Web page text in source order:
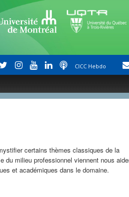
CICC Hebdo
certains thèmes classiques de la
du milieu professionnel viennent nous
et académiques dans le domaine.